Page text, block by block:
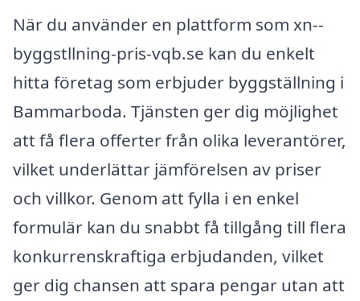
När du använder en plattform som xn--
byggstllning-pris-vqb.se kan du enkelt
hitta företag som erbjuder byggställning i
Bammarboda. Tjänsten ger dig möjlighet
att få flera offerter från olika leverantörer,
vilket underlättar jämförelsen av priser
och villkor. Genom att fylla i en enkel
formulär kan du snabbt få tillgång till flera
konkurrenskraftiga erbjudanden, vilket
ger dig chansen att spara pengar utan att